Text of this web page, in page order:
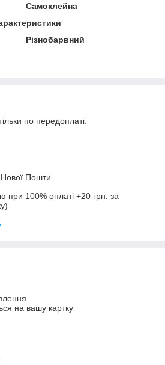
Самоклейна
Різнобарвний
по передоплаті.
Пошти.
при 100% оплаті +20 грн. за
на вашу картку